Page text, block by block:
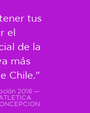
tus
el
de la
más
Chile.”
2016 —